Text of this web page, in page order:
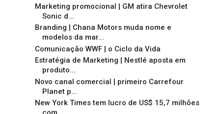
Marketing promocional | GM atira Chevrolet
Sonic d...
Branding | Chana Motors muda nome e
modelos da mar...
Comunicação WWF | o Ciclo da Vida
Estratégia de Marketing | Nestlé aposta em
produto...
Novo canal comercial | primeiro Carrefour
Planet p...
New York Times tem lucro de US$ 15,7 milhões